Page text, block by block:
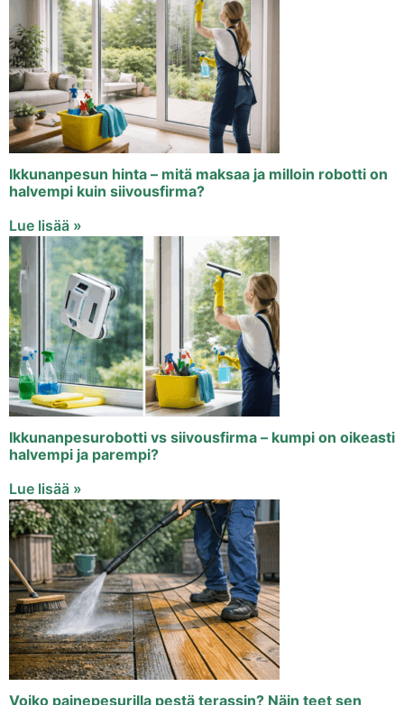
Ikkunanpesun hinta – mitä maksaa ja milloin robotti on
halvempi kuin siivousfirma?
Lue lisää »
Ikkunanpesurobotti vs siivousfirma – kumpi on oikeasti
halvempi ja parempi?
Lue lisää »
Voiko painepesurilla pestä terassin? Näin teet sen